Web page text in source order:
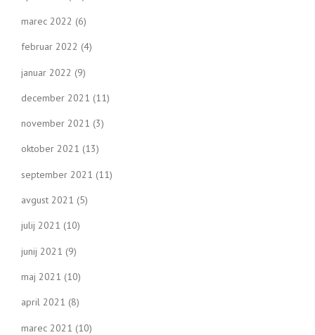
marec 2022 (6)
februar 2022 (4)
januar 2022 (9)
december 2021 (11)
november 2021 (3)
oktober 2021 (13)
september 2021 (11)
avgust 2021 (5)
julij 2021 (10)
junij 2021 (9)
maj 2021 (10)
april 2021 (8)
marec 2021 (10)